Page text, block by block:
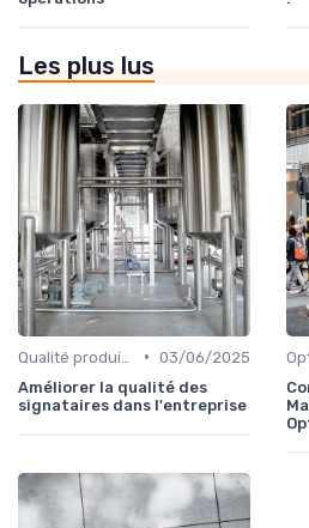
Les plus lus
• 03/06/2025
Améliorer la qualité des
signataires dans l'entreprise